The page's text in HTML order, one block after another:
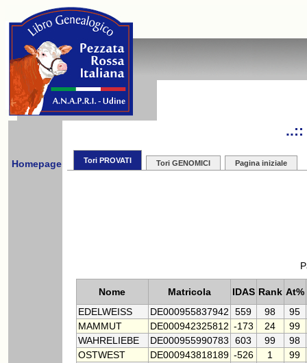
Homepage
..::
Tori PROVATI Tori GENOMICI Pagina iniziale
Nome Matricola IDAS Rank At%
EDELWEISS
DE000955837942 559 98
95
MAMMUT
DE000942325812 -173 24
99
WAHRELIEBE
DE000955990783 603 99
98
OSTWEST
DE000943818189 -526 1
99